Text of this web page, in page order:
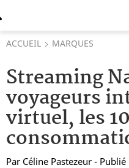
ACCUEIL MARQUES
Streaming
voyageurs
virtuel, les
Par Céline Pastezeur - Publié